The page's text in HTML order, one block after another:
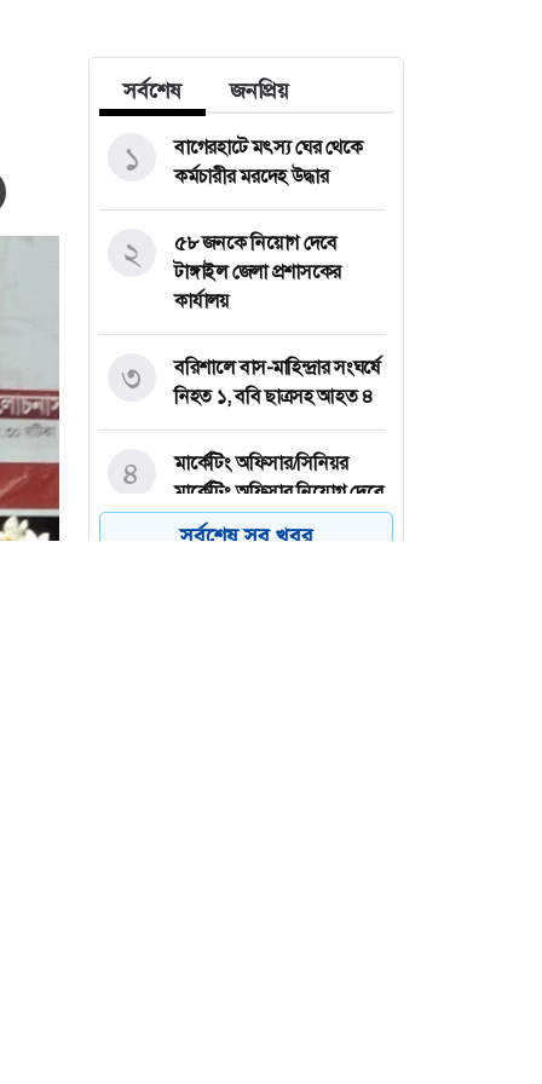
সর্বশেষ জনপ্রিয়
বাগেরহাটে মৎস্য ঘের থেকে
কর্মচারীর মরদেহ উদ্ধার
১
৫৮ জনকে নিয়োগ দেবে
টাঙ্গাইল জেলা প্রশাসকের
কার্যালয়
২
বরিশালে বাস-মাহিন্দ্রার সংঘর্ষে
নিহত ১, ববি ছাত্রসহ আহত ৪
৩
মার্কেটিং অফিসার/সিনিয়র
মার্কেটিং অফিসার নিয়োগ দেবে
কর্ণফুলী গ্রুপ
৪
সর্বশেষ সব খবর